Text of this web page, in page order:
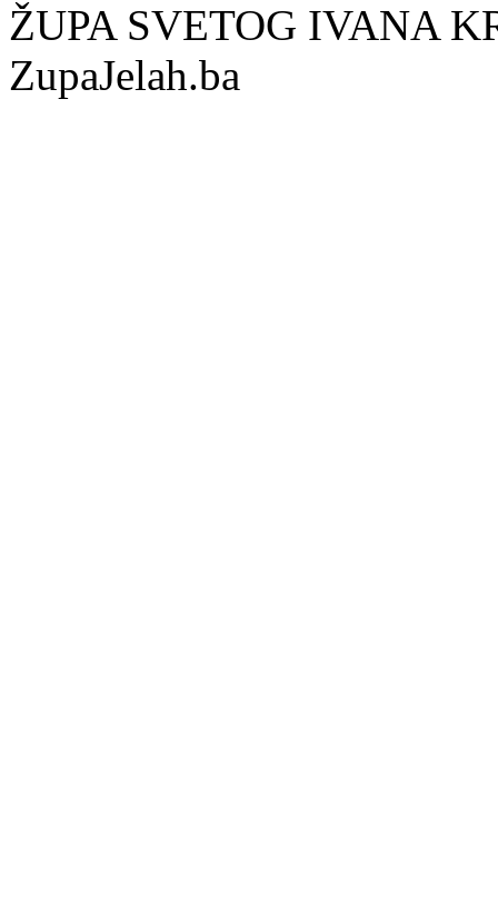
ŽUPA SVETOG IVANA
ZupaJelah.ba